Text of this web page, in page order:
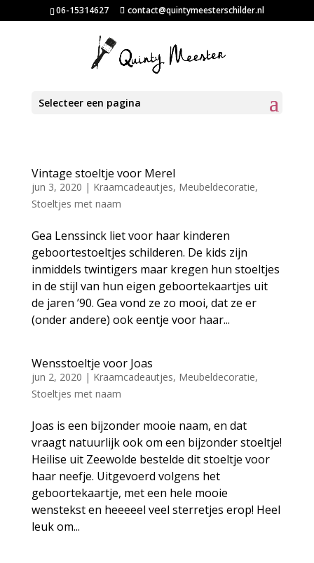
06-15314627 contact@quintymeesterschilder.nl
Selecteer een pagina
Vintage stoeltje voor Merel
jun 3, 2020 | Kraamcadeautjes, Meubeldecoratie,
Stoeltjes met naam
Gea Lenssinck liet voor haar kinderen
geboortestoeltjes schilderen. De kids zijn
inmiddels twintigers maar kregen hun stoeltjes
in de stijl van hun eigen geboortekaartjes uit
de jaren ’90. Gea vond ze zo mooi, dat ze er
(onder andere) ook eentje voor haar...
Wensstoeltje voor Joas
jun 2, 2020 | Kraamcadeautjes, Meubeldecoratie,
Stoeltjes met naam
Joas is een bijzonder mooie naam, en dat
vraagt natuurlijk ook om een bijzonder stoeltje!
Heilise uit Zeewolde bestelde dit stoeltje voor
haar neefje. Uitgevoerd volgens het
geboortekaartje, met een hele mooie
wenstekst en heeeeel veel sterretjes erop! Heel
leuk om...